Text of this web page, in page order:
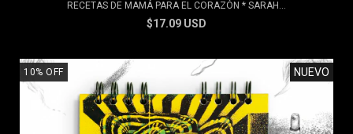
RECETAS DE MAMÁ PARA EL CORAZÓN * SARAH...
$17.09 USD
10% OFF NUEVO